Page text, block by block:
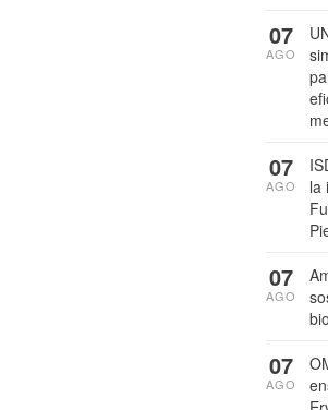
07
AGO
la
07
AGO
07
AGO
07
AGO